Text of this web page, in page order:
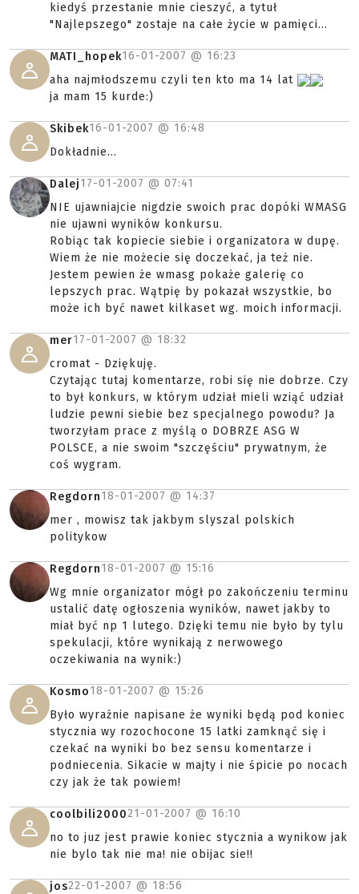
kiedyś przestanie mnie cieszyć, a tytuł
"Najlepszego" zostaje na całe życie w pamięci...
MATI_hopek16-01-2007 @ 16:23
aha najmłodszemu czyli ten kto ma 14 lat
ja mam 15 kurde:)
Skibek16-01-2007 @ 16:48
Dokładnie...
Dalej17-01-2007 @ 07:41
NIE ujawniajcie nigdzie swoich prac dopóki WMASG
nie ujawni wyników konkursu.
Robiąc tak kopiecie siebie i organizatora w dupę.
Wiem że nie możecie się doczekać, ja też nie.
Jestem pewien że wmasg pokaże galerię co
lepszych prac. Wątpię by pokazał wszystkie, bo
może ich być nawet kilkaset wg. moich informacji.
mer17-01-2007 @ 18:32
cromat - Dziękuję.
Czytając tutaj komentarze, robi się nie dobrze. Czy
to był konkurs, w którym udział mieli wziąć udział
ludzie pewni siebie bez specjalnego powodu? Ja
tworzyłam prace z myślą o DOBRZE ASG W
POLSCE, a nie swoim "szczęściu" prywatnym, że
coś wygram.
Regdorn18-01-2007 @ 14:37
mer , mowisz tak jakbym slyszal polskich
politykow
Regdorn18-01-2007 @ 15:16
Wg mnie organizator mógł po zakończeniu terminu
ustalić datę ogłoszenia wyników, nawet jakby to
miał być np 1 lutego. Dzięki temu nie było by tylu
spekulacji, które wynikają z nerwowego
oczekiwania na wynik:)
Kosmo18-01-2007 @ 15:26
Było wyraźnie napisane że wyniki będą pod koniec
stycznia wy rozochocone 15 latki zamknąć się i
czekać na wyniki bo bez sensu komentarze i
podniecenia. Sikacie w majty i nie śpicie po nocach
czy jak że tak powiem!
coolbili200021-01-2007 @ 16:10
no to juz jest prawie koniec stycznia a wynikow jak
nie bylo tak nie ma! nie obijac sie!!
jos22-01-2007 @ 18:56